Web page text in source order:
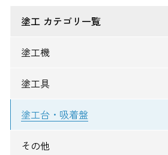
塗工 カテゴリ一覧
塗工機
塗工具
塗工台・吸着盤
その他